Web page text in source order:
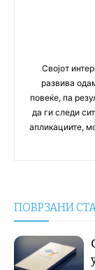
Својот
развива
повеќе, па
да ги следи
апликациите,
ПОВРЗАНИ